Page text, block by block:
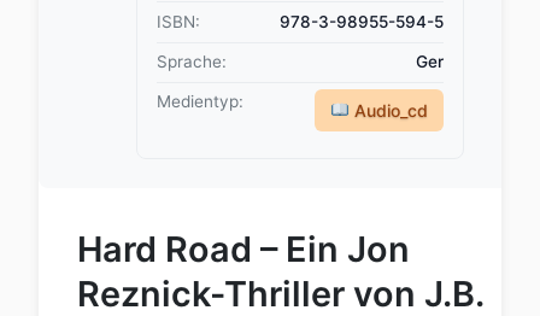
ISBN: 978-3-98955-594-5
Sprache: Ger
Medientyp: Audio_cd
Hard Road – Ein Jon
Reznick-Thriller von J.B.